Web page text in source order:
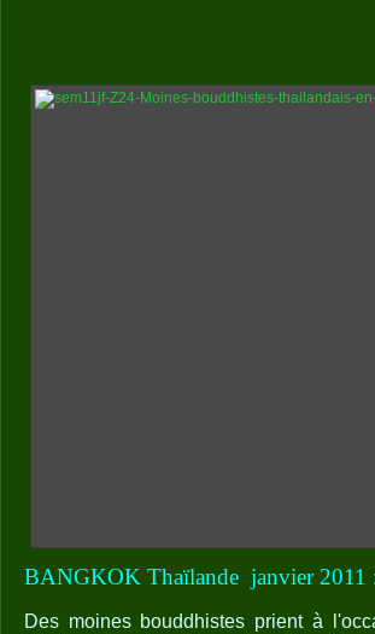
BANGKOK Thaïlande janvier 2011
Des moines bouddhistes prient à